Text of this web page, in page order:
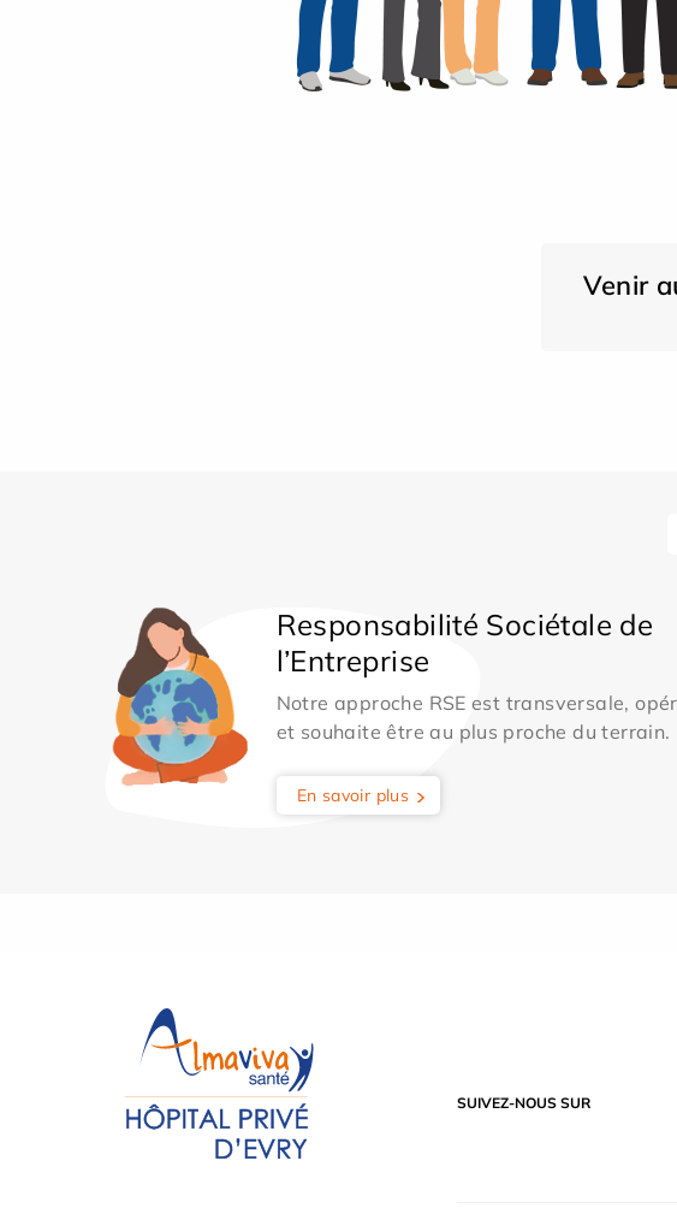
Venir
Responsabilité Sociétale de
l’Entreprise
Notre approche RSE est transversale,
et souhaite être au plus proche du terrain.
En savoir plus
SUIVEZ-NOUS SUR